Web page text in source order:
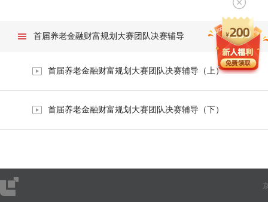
首届养老金融财富规划大赛团队决赛辅导
首届养老金融财富规划大赛团队决赛辅导（上）
首届养老金融财富规划大赛团队决赛辅导（下）